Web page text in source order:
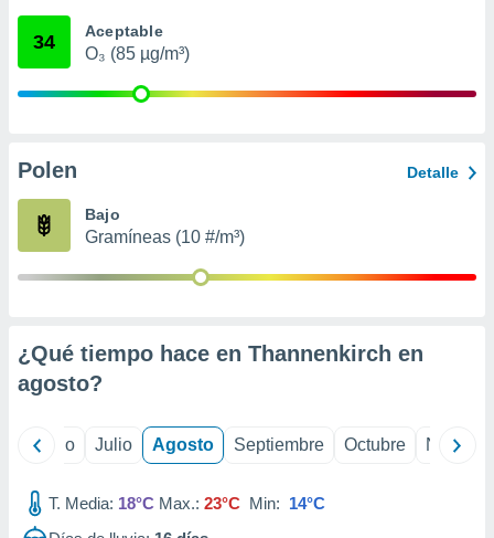
mediante
publicidad
de
34 Aceptable
O₃ (85 µg/m³)
Polen Detalle
Bajo
Gramíneas (10 #/m³)
¿Qué tiempo hace en Thannenkirch en
agosto?
Junio Julio Agosto Septiembre Octubre
T. Media: 18°C Max.: 23°C Min: 14°C